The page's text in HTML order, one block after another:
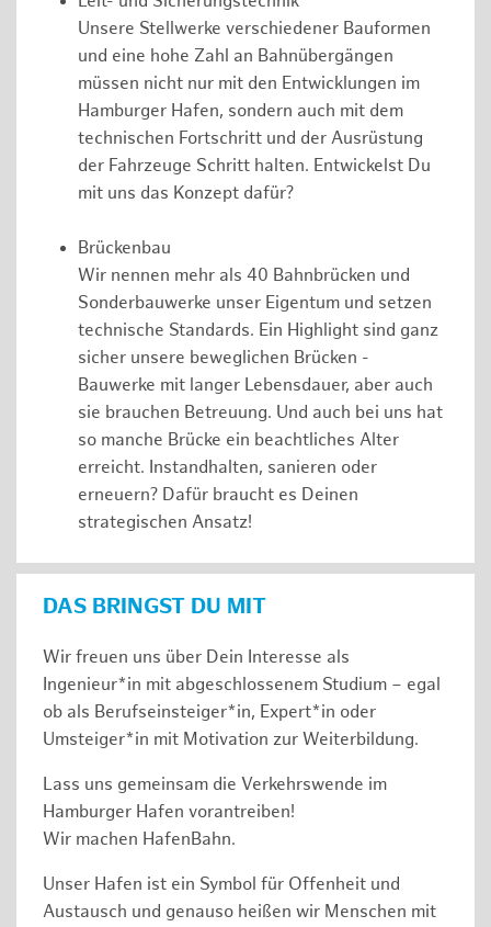
Unsere Stellwerke verschiedener Bauformen
und eine hohe Zahl an Bahnübergängen
müssen nicht nur mit den Entwicklungen im
Hamburger Hafen, sondern auch mit dem
technischen Fortschritt und der Ausrüstung
der Fahrzeuge Schritt halten. Entwickelst Du
mit uns das Konzept dafür?
Brückenbau
Wir nennen mehr als 40 Bahnbrücken und
Sonderbauwerke unser Eigentum und setzen
technische Standards. Ein Highlight sind ganz
sicher unsere beweglichen Brücken -
Bauwerke mit langer Lebensdauer, aber auch
sie brauchen Betreuung. Und auch bei uns hat
so manche Brücke ein beachtliches Alter
erreicht. Instandhalten, sanieren oder
erneuern? Dafür braucht es Deinen
strategischen Ansatz!
DAS BRINGST DU MIT
Wir freuen uns über Dein Interesse als
Ingenieur*in mit abgeschlossenem Studium – egal
ob als Berufseinsteiger*in, Expert*in oder
Umsteiger*in mit Motivation zur Weiterbildung.
Lass uns gemeinsam die Verkehrswende im
Hamburger Hafen vorantreiben!
Wir machen HafenBahn.
Unser Hafen ist ein Symbol für Offenheit und
Austausch und genauso heißen wir Menschen mit